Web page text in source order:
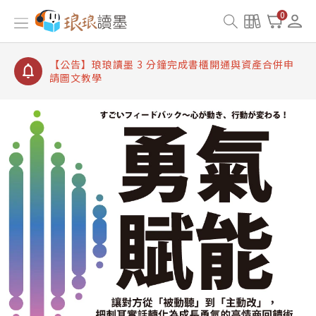
0
【公告】琅琅讀墨書櫃開通常見問題
【公告】琅琅讀墨 3 分鐘完成書櫃開通與資產合併申
【公告】琅琅書店服務升級重要說明及資產合併結果
查詢